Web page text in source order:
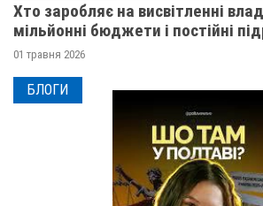
Хто заробляє на висвітленні
мільйонні бюджети і постійні
01 травня 2026
БЛОГИ